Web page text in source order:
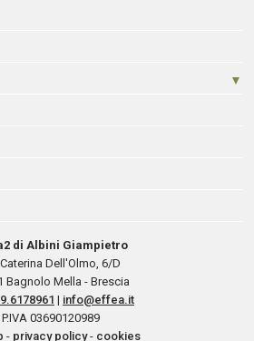
di Albini Giampietro
Dell'Olmo, 6/D
Bagnolo Mella - Brescia
| info@effea.it
P.IVA 03690120989
- privacy policy- cookies